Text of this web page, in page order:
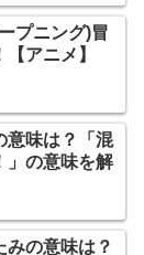
プニング)冒
アニメ】
意味は？「混
」の意味を解
みの意味は？